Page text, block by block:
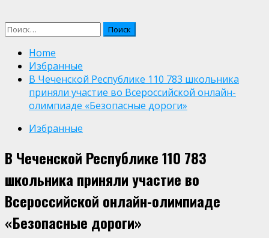
Найти:
Home
Избранные
В Чеченской Республике 110 783 школьника
приняли участие во Всероссийской онлайн-
олимпиаде «Безопасные дороги»
Избранные
В Чеченской Республике 110 783
школьника приняли участие во
Всероссийской онлайн-олимпиаде
«Безопасные дороги»